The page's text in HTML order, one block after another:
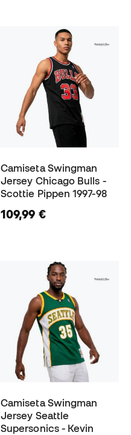
Camiseta Swingman
Jersey Chicago Bulls -
Scottie Pippen 1997-98
109,99 €
Camiseta Swingman
Jersey Seattle
Supersonics - Kevin